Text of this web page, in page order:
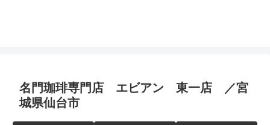
名門珈琲専門店 エビアン 東一店 ／宮
城県仙台市